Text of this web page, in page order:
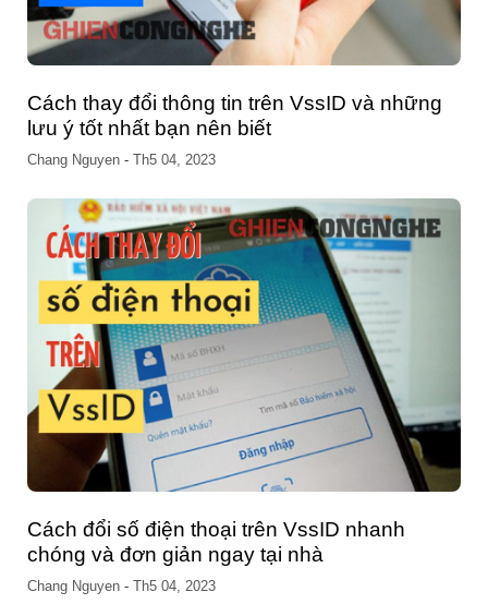
Cách thay đổi thông tin trên VssID và những
lưu ý tốt nhất bạn nên biết
Chang Nguyen - Th5 04, 2023
Cách đổi số điện thoại trên VssID nhanh
chóng và đơn giản ngay tại nhà
Chang Nguyen - Th5 04, 2023